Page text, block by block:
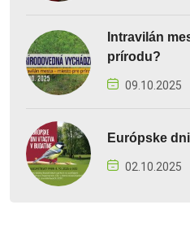
Intravilán
prírodu?
09.10.2025
Európske
02.10.2025